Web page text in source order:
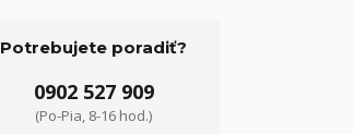
Potrebujete poradiť?
0902 527 909
(Po-Pia, 8-16 hod.)